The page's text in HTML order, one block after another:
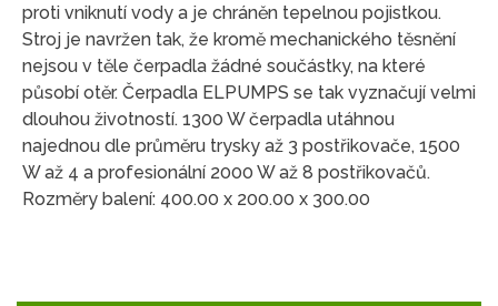
proti vniknutí vody a je chráněn tepelnou pojistkou.
Stroj je navržen tak, že kromě mechanického těsnění
nejsou v těle čerpadla žádné součástky, na které
působí otěr. Čerpadla ELPUMPS se tak vyznačují velmi
dlouhou životností. 1300 W čerpadla utáhnou
najednou dle průměru trysky až 3 postřikovače, 1500
W až 4 a profesionální 2000 W až 8 postřikovačů.
Rozměry balení: 400.00 x 200.00 x 300.00